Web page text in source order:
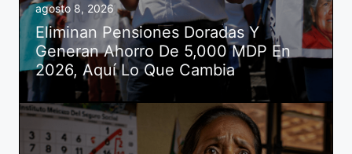
agosto 8, 2026
Eliminan Pensiones Doradas Y
Generan Ahorro De 5,000 MDP En
2026, Aquí Lo Que Cambia